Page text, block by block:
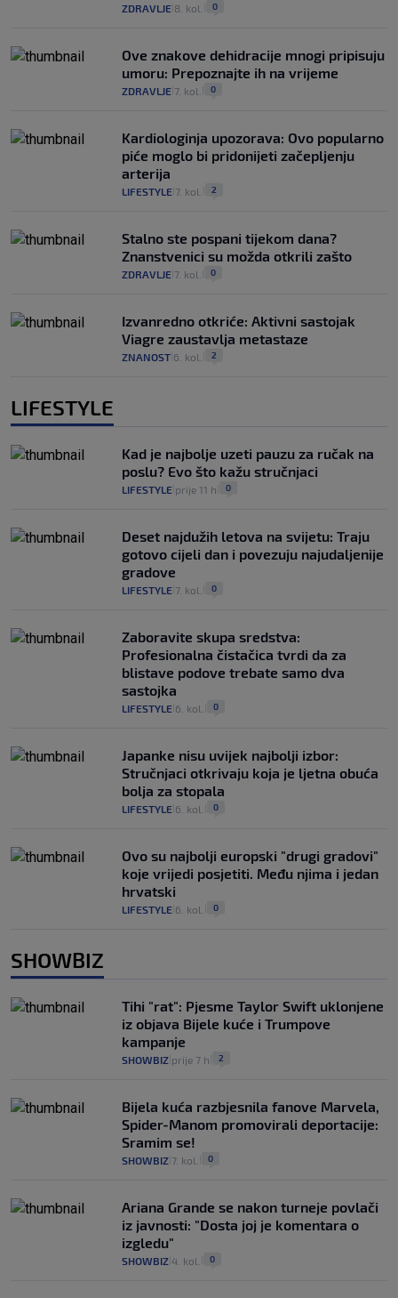
ZDRAVLJE 8. kol. 0
Ove znakove dehidracije mnogi pripisuju
umoru: Prepoznajte ih na vrijeme
ZDRAVLJE 7. kol. 0
Kardiologinja upozorava: Ovo popularno
piće moglo bi pridonijeti začepljenju
arterija
LIFESTYLE 7. kol. 2
Stalno ste pospani tijekom dana?
Znanstvenici su možda otkrili zašto
ZDRAVLJE 7. kol. 0
Izvanredno otkriće: Aktivni sastojak
Viagre zaustavlja metastaze
ZNANOST 6. kol. 2
LIFESTYLE
Kad je najbolje uzeti pauzu za ručak na
poslu? Evo što kažu stručnjaci
LIFESTYLE prije 11 h 0
Deset najdužih letova na svijetu: Traju
gotovo cijeli dan i povezuju najudaljenije
gradove
LIFESTYLE 7. kol. 0
Zaboravite skupa sredstva:
Profesionalna čistačica tvrdi da za
blistave podove trebate samo dva
sastojka
LIFESTYLE 6. kol. 0
Japanke nisu uvijek najbolji izbor:
Stručnjaci otkrivaju koja je ljetna obuća
bolja za stopala
LIFESTYLE 6. kol. 0
Ovo su najbolji europski "drugi gradovi"
koje vrijedi posjetiti. Među njima i jedan
hrvatski
LIFESTYLE 6. kol. 0
SHOWBIZ
Tihi "rat": Pjesme Taylor Swift uklonjene
iz objava Bijele kuće i Trumpove
kampanje
SHOWBIZ prije 7 h 2
Bijela kuća razbjesnila fanove Marvela,
Spider-Manom promovirali deportacije:
Sramim se!
SHOWBIZ 7. kol. 0
Ariana Grande se nakon turneje povlači
iz javnosti: "Dosta joj je komentara o
izgledu"
SHOWBIZ 4. kol. 0